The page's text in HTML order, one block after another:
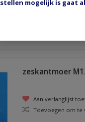
Toevoegen om te
zeskantmoer
Aan verlanglijst
Toevoegen om te
mogelijk is gaat